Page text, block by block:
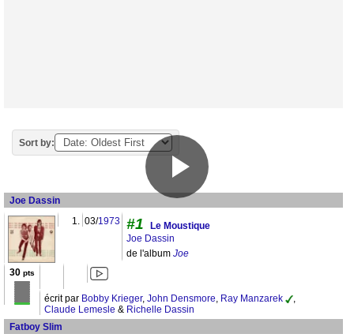
Sort by:
Joe Dassin
1. 03/1973 #1
Le Moustique
Joe Dassin
de l'album Joe
30 pts
écrit par Bobby Krieger, John Densmore, Ray Manzarek
,
Claude Lemesle & Richelle Dassin
Fatboy Slim